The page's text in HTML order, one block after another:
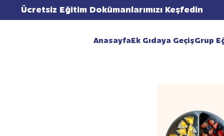
AnasayfaEk Gıdaya GeçişGrup
Ücretsiz Eğitim Dokümanlarımızı Keşfedin